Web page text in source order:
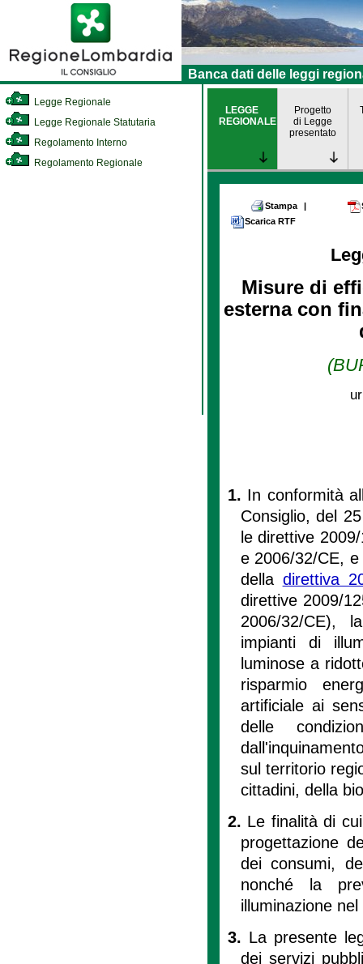
Banca dati delle leggi
Legge Regionale
Legge Regionale Statutaria
Regolamento Interno
Regolamento Regionale
LEGGE
REGIONALE
Progetto
di Legge
presentato
Stampa |
Scarica RTF
Misure di
esterna con
1. In conformità
Consiglio, del
le direttive
e 2006/32/CE,
della direttiva
direttive 2009/
2006/32/CE),
impianti di
luminose a
risparmio
artificiale ai
delle
sul territorio
cittadini, della
2. Le finalità di
progettazione
dei consumi,
nonché la
illuminazione
3. La presente
dei servizi